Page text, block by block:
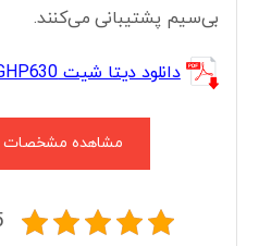
بی‌سیم پشتیبانی می‌کنند.
دانلود دیتا شیت GHP630
مشاهده مشخصات